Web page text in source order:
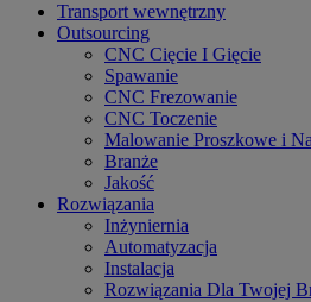
Transport wewnętrzny
Outsourcing
CNC Cięcie I Gięcie
Spawanie
CNC Frezowanie
CNC Toczenie
Malowanie Proszkowe i
Branże
Jakość
Rozwiązania
Inżyniernia
Automatyzacja
Instalacja
Rozwiązania Dla Twojej